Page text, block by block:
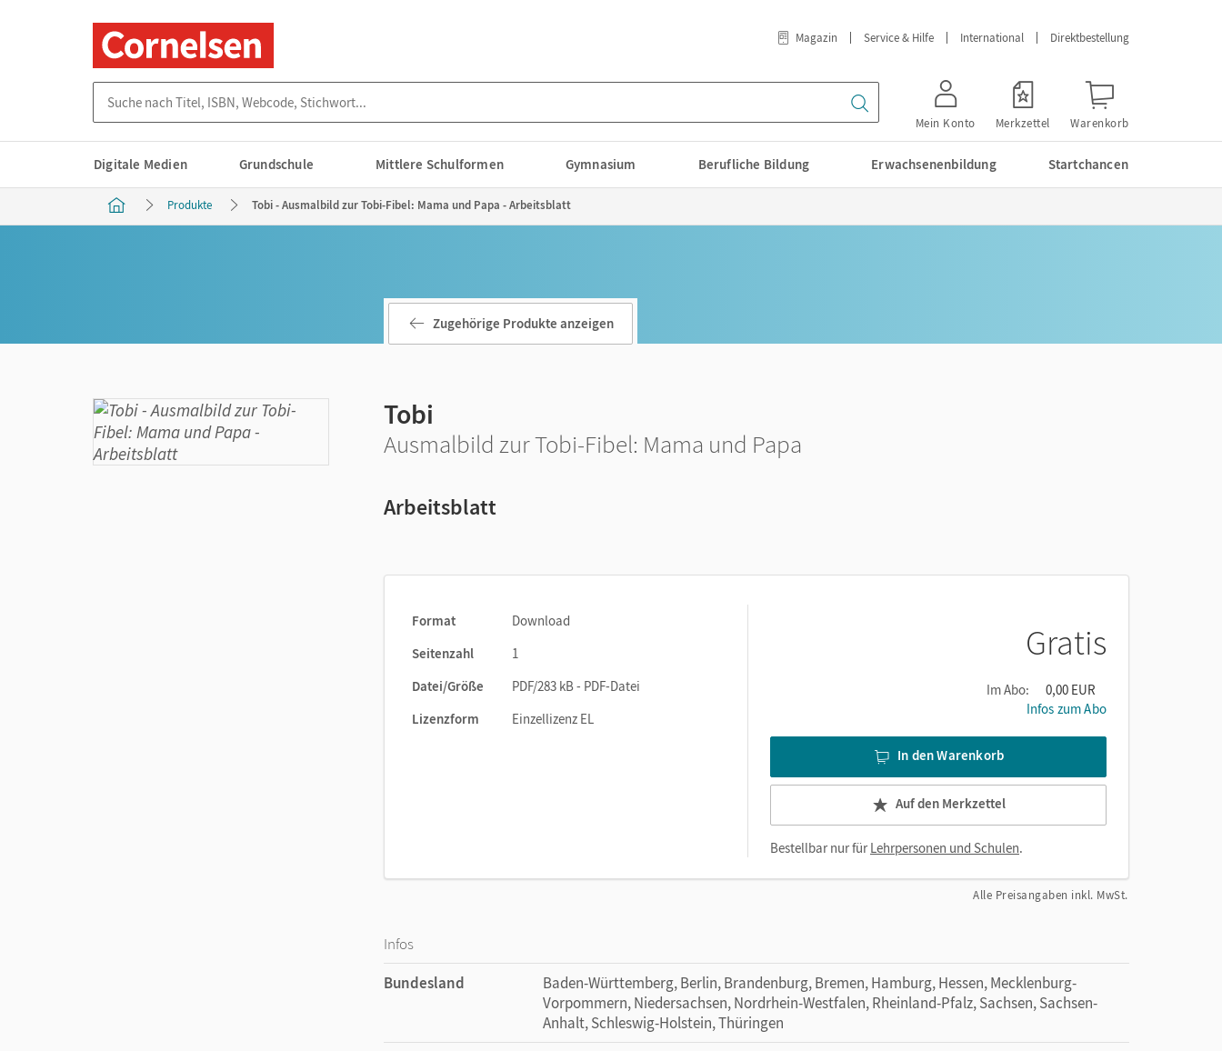
Magazin Service & Hilfe International Direktbestellung
Mein Konto Merkzettel Warenkorb
Digitale Medien Grundschule Mittlere Schulformen Gymnasium Berufliche Bildung Erwachsenenbildung Startchancen
Produkte Tobi - Ausmalbild zur Tobi-Fibel: Mama und Papa - Arbeitsblatt
Zugehörige Produkte anzeigen
Tobi
Ausmalbild zur Tobi-Fibel: Mama und Papa
Arbeitsblatt
Format
Download
Seitenzahl
1
Datei/Größe
PDF/283 kB - PDF-Datei
Lizenzform
Einzellizenz EL
Gratis
Im Abo:
0,00 EUR
Infos zum Abo
In den Warenkorb
Auf den Merkzettel
Bestellbar nur fürLehrpersonen und Schulen.
Alle Preisangaben inkl. MwSt.
Infos
Bundesland
Baden-Württemberg, Berlin, Brandenburg, Bremen, Hamburg, Hessen, Mecklenburg-
Vorpommern, Niedersachsen, Nordrhein-Westfalen, Rheinland-Pfalz, Sachsen, Sachsen-
Anhalt, Schleswig-Holstein, Thüringen